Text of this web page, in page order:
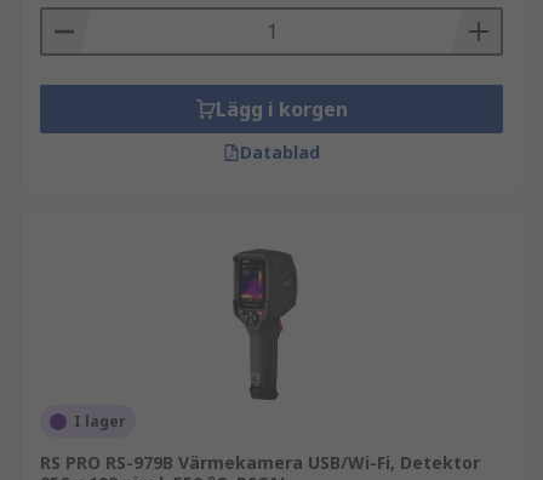
Lägg i korgen
Datablad
I lager
RS PRO RS-979B Värmekamera USB/Wi-Fi, Detektor